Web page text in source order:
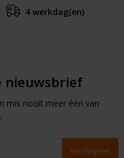
4 werkdag(en)
nieuwsbrief
mis nooit meer één van